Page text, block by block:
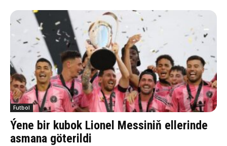
Futbol
Ýene bir kubok Lionel Messiniň ellerinde
asmana göterildi